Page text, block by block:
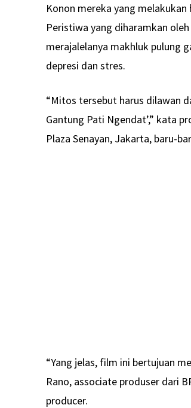
Konon mereka yang
Peristiwa yang diharamkan
merajalelanya makhluk pulung
depresi dan stres.
“Mitos tersebut harus dilawan
Gantung Pati Ngendat’,” kata
Plaza Senayan, Jakarta, baru-
“Yang jelas, film ini bertujuan
Rano, associate produser dari
producer.